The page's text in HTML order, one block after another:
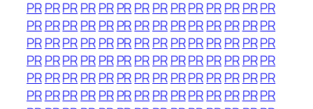
PRPRPRPRPR PRPRPRPRPRPRPR PRPR
PRPRPRPRPR PRPRPRPRPRPRPR PRPR
PRPRPRPRPR PRPRPRPRPRPRPR PRPR
PRPRPRPRPR PRPRPRPRPRPRPR PRPR
PRPRPRPRPR PRPRPRPRPRPRPR PRPR
PRPRPRPRPR PRPRPRPRPRPRPR PRPR